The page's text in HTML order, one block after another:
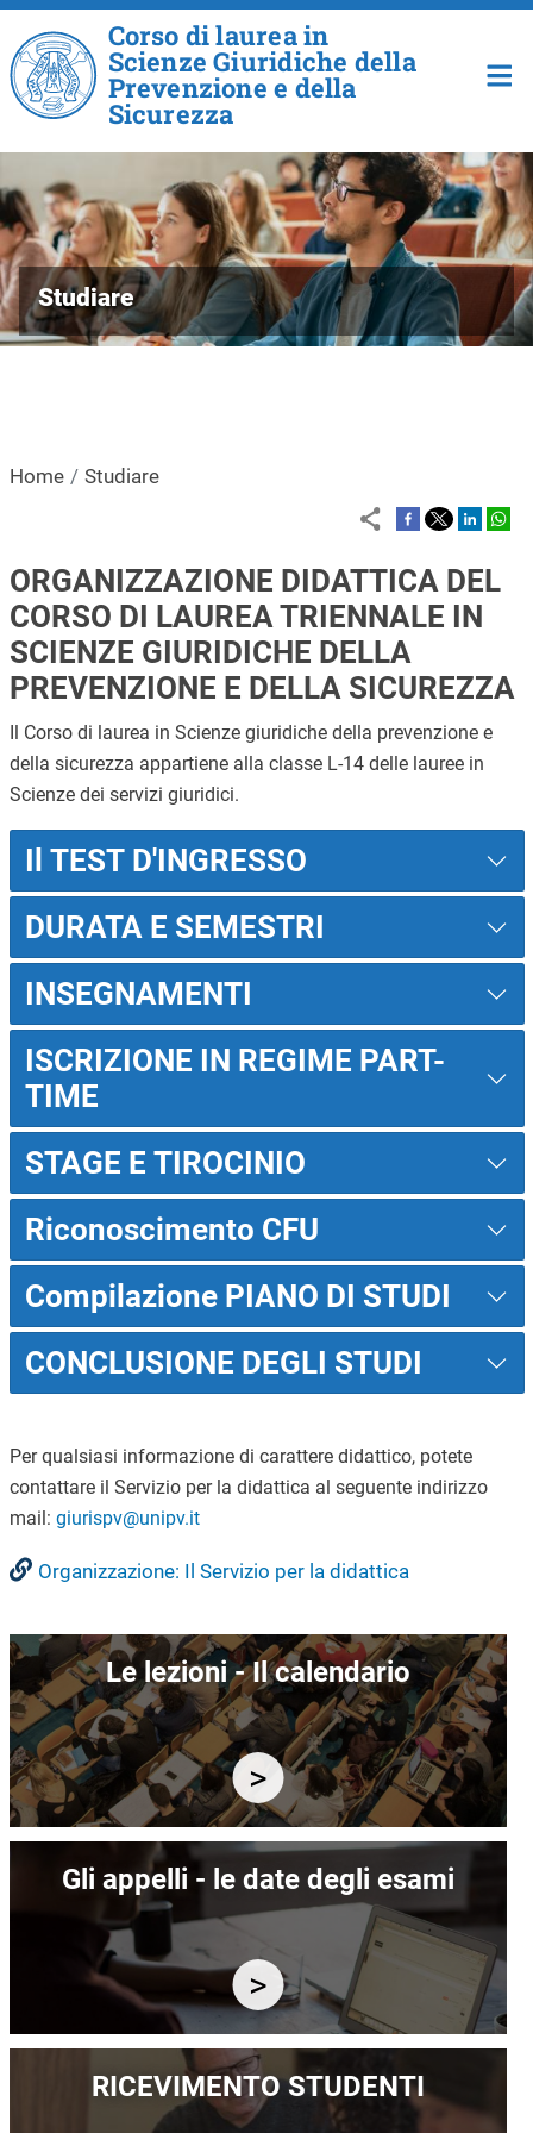
Salta al contenuto principale
Corso di laurea in
Scienze Giuridiche della
Prevenzione e della
Sicurezza
Studiare
Home Studiare
ORGANIZZAZIONE DIDATTICA DEL
CORSO DI LAUREA TRIENNALE IN
SCIENZE GIURIDICHE DELLA
PREVENZIONE E DELLA SICUREZZA
Il Corso di laurea in Scienze giuridiche della prevenzione e
della sicurezza appartiene alla classe L-14 delle lauree in
Scienze dei servizi giuridici.
Il TEST D'INGRESSO
DURATA E SEMESTRI
INSEGNAMENTI
ISCRIZIONE IN REGIME PART-
TIME
STAGE E TIROCINIO
Riconoscimento CFU
Compilazione PIANO DI STUDI
CONCLUSIONE DEGLI STUDI
Per qualsiasi informazione di carattere didattico, potete
contattare il Servizio per la didattica al seguente indirizzo
mail: giurispv@unipv.it
Organizzazione: Il Servizio per la didattica
Immagine
Le lezioni - Il calendario
Immagine
Gli appelli - le date degli esami
RICEVIMENTO STUDENTI